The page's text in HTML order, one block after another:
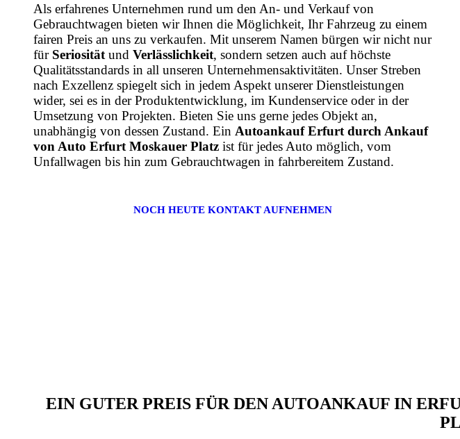
Als erfahrenes Unternehmen rund um den An- und Verkauf von
Gebrauchtwagen bieten wir Ihnen die Möglichkeit, Ihr Fahrzeug zu einem
fairen Preis an uns zu verkaufen. Mit unserem Namen bürgen wir nicht nur
für Seriosität und Verlässlichkeit, sondern setzen auch auf höchste
Qualitätsstandards in all unseren Unternehmensaktivitäten. Unser Streben
nach Exzellenz spiegelt sich in jedem Aspekt unserer Dienstleistungen
wider, sei es in der Produktentwicklung, im Kundenservice oder in der
Umsetzung von Projekten. Bieten Sie uns gerne jedes Objekt an,
unabhängig von dessen Zustand. Ein Autoankauf Erfurt durch Ankauf
von Auto Erfurt Moskauer Platz ist für jedes Auto möglich, vom
Unfallwagen bis hin zum Gebrauchtwagen in fahrbereitem Zustand.
NOCH HEUTE KONTAKT AUFNEHMEN
EIN GUTER PREIS FÜR DEN AUTOANKAUF IN